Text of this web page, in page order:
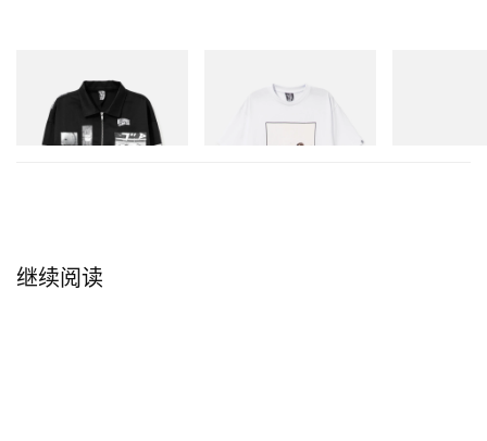
Billionaire Boys Club X Initial
D Cotton Jacket
立刻购入
Billionaire Boys Club X Initial
D Cotton T-Shirt 2
继续阅读